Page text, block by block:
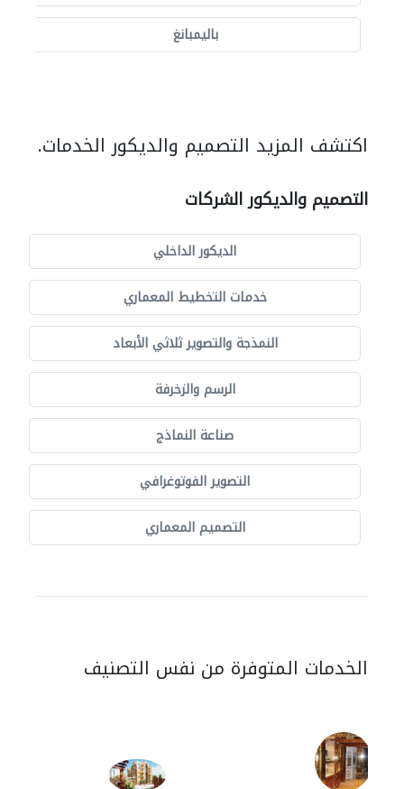
باليمبانغ
اكتشف المزيد التصميم والديكور الخدمات.
التصميم والديكور الشركات
الديكور الداخلي
خدمات التخطيط المعماري
النمذجة والتصوير ثلاثي الأبعاد
الرسم والزخرفة
صناعة النماذج
التصوير الفوتوغرافي
التصميم المعماري
الخدمات المتوفرة من نفس التصنيف